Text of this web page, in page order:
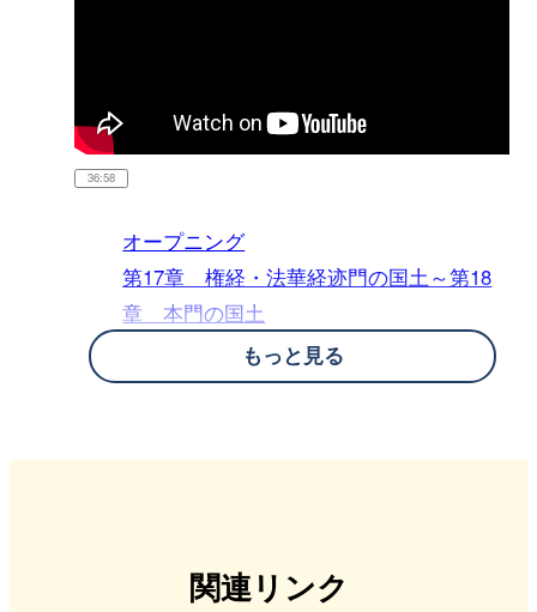
36:58
オープニング
第17章 権経・法華経迹門の国土～第18
章 本門の国土
第19章 本門の本尊を明かす
第20章 末法に出現する本尊を尋ねる～
第26章 本門の序分の文を引く
もっと見る
関連リンク